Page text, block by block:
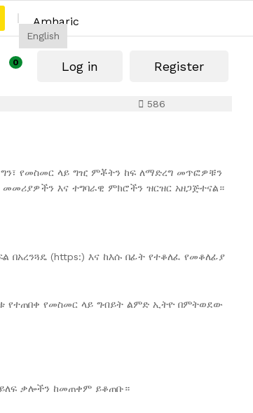
Amharic
English
0 Log in Register
586
የመስመር ላይ ግዢ ምቾትን ከፍ ለማድረግ መጥፎዎቹን
እና ተግባራዊ ምክሮችን ዝርዝር አዘጋጅተናል።
በአረንጓዴ (https:) እና ከእሱ በፊት የተቆለፈ የመቆለፊያ
የተጠበቀ የመስመር ላይ ግብይት ልምድ ኢትዮ በምትወደው
ቃሎችን ከመጠቀም ይቆጠቡ።